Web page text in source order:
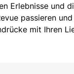
Erlebnisse und
passieren
mit Ihren